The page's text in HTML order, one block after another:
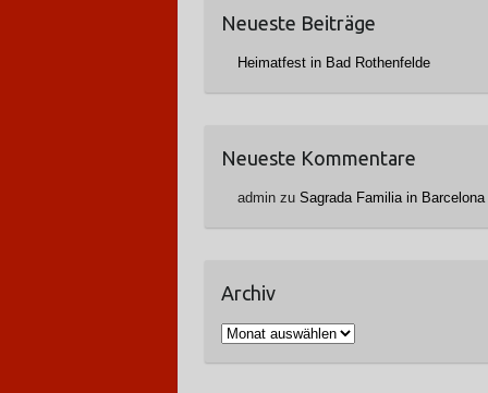
Neueste Beiträge
Heimatfest in Bad Rothenfelde
Neueste Kommentare
admin zuSagrada Familia in Barcelona
Archiv
A